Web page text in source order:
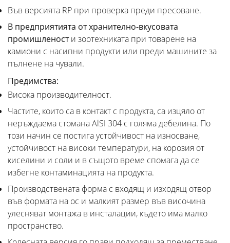
Във версията RP при проверка преди пресоване.
В предприятията от хранително-вкусовата
промишлености зоотехниката при товарене на
камиони с насипни продукти или преди машините за
пълнене на чували.
Предимства:
Висока производителност.
Частите, които са в контакт с продукта, са изцяло от
неръждаема стомана AlSI 304 с голяма дебелина. По
този начин се постига устойчивост на износване,
устойчивост на високи температури, на корозия от
киселини и соли и в същото време спомага да се
избегне контаминацията на продукта.
Производствената форма с входящ и изходящ отвор
във формата на ос и малкият размер във височина
улесняват монтажа в инсталации, където има малко
пространство.